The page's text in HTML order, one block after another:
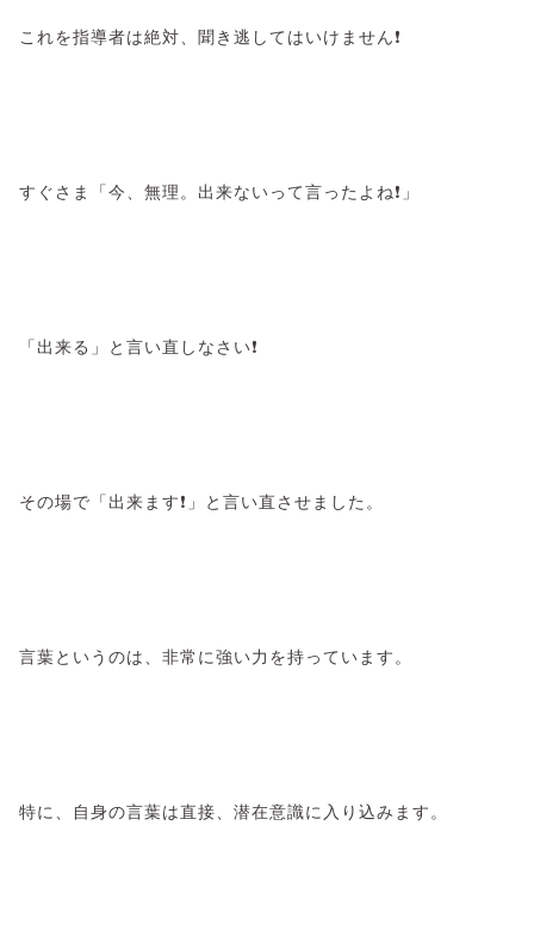
これを指導者は絶対、聞き逃してはいけません❗
すぐさま「今、無理。出来ないって言ったよね❗」
「出来る」と言い直しなさい❗
その場で「出来ます❗」と言い直させました。
言葉というのは、非常に強い力を持っています。
特に、自身の言葉は直接、潜在意識に入り込みます。